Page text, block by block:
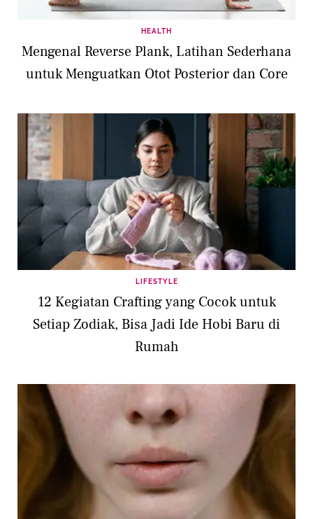
HEALTH
Mengenal Reverse Plank, Latihan Sederhana
untuk Menguatkan Otot Posterior dan Core
LIFESTYLE
12 Kegiatan Crafting yang Cocok untuk
Setiap Zodiak, Bisa Jadi Ide Hobi Baru di
Rumah